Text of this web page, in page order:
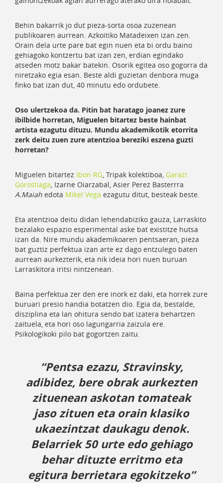
Behin bakarrik jo dut pieza-sorta osoa zuzenean
publikoaren aurrean. Azkoitiko Matadeixen izan zen.
Orain dela urte pare bat egin nuen eta bi ordu baino
gehiagoko kontzertu bat izan zen, erdian egindako
atseden motz bakar batekin. Osorik egitea oso gogorra da
niretzako egia esan. Beste aldi guzietan denbora muga
finko bat izan dut, 40 minutu edo ordubete.
Oso ulertzekoa da. Pitin bat haratago joanez zure
ibilbide horretan, Miguelen bitartez beste hainbat
artista ezagutu dituzu. Mundu akademikotik etorrita
zerk deitu zuen zure atentzioa bereziki eszena guzti
horretan?
Miguelen bitartez Ibon RG, Tripak kolektiboa, Garazi
Gorostiaga, Izarne Oiarzabal, Asier Perez Basterrra
A.Maiah edota Mikel Vega ezagutu ditut, besteak beste.
Eta atentzioa deitu didan lehendabiziko gauza, Larraskito
bezalako espazio esperimental aske bat existitze hutsa
izan da. Nire mundu akademikoaren pentsaeran, pieza
bat guztiz perfektua izan arte ez dago entzulego baten
aurrean aurkezterik, eta nik ideia hori nuen buruan
Larraskitora iritsi nintzenean.
Baina perfektua zer den ere inork ez daki, eta horrek zure
buruari presio handia botatzen dio. Egia da, bestalde,
disziplina eta lan ohitura sendo bat izatera behartzen
zaituela, eta hori oso lagungarria zaizula ere.
Psikologikoki pilo bat gogortzen zaitu.
“Pentsa ezazu, Stravinsky,
adibidez, bere obrak aurkezten
zituenean askotan tomateak
jaso zituen eta orain klasiko
ukaezintzat daukagu denok.
Belarriek 50 urte edo gehiago
behar dituzte erritmo eta
egitura berrietara egokitzeko”